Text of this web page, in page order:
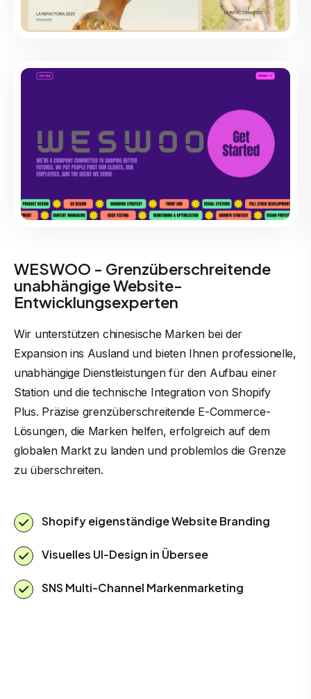
WESWOO - Grenzüberschreitende
unabhängige Website-
Entwicklungsexperten
Wir unterstützen chinesische Marken bei der
Expansion ins Ausland und bieten Ihnen professionelle,
unabhängige Dienstleistungen für den Aufbau einer
Station und die technische Integration von Shopify
Plus. Präzise grenzüberschreitende E-Commerce-
Lösungen, die Marken helfen, erfolgreich auf dem
globalen Markt zu landen und problemlos die Grenze
zu überschreiten.
Shopify eigenständige Website Branding
Visuelles UI-Design in Übersee
SNS Multi-Channel Markenmarketing